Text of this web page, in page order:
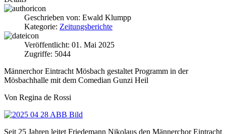
Geschrieben von: Ewald Klumpp
Kategorie: Zeitungsberichte
Veröffentlicht: 01. Mai 2025
Zugriffe: 5044
Männerchor Eintracht Mösbach gestaltet Programm in der
Mösbachhalle mit dem Comedian Gunzi Heil
Von Regina de Rossi
Seit 25 Jahren leitet Friedemann Nikolaus den Männerchor Eintracht